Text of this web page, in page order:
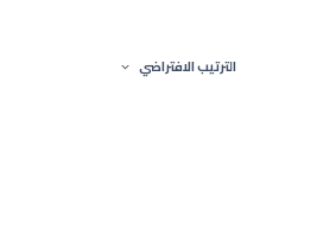
الترتيب الافتراضي